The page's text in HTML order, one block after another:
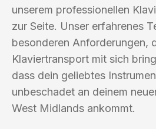
unserem professionellen
zur Seite. Unser erfahrenes
besonderen Anforderungen,
Klaviertransport mit sich
dass dein geliebtes
unbeschadet an deinem
West Midlands ankommt.